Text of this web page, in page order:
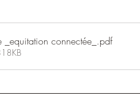
connectée_ .pdf